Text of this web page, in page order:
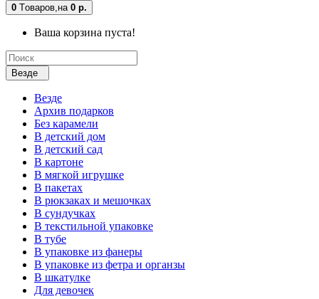
0 Tоваров, на 0 р.
Ваша корзина пуста!
Везде
Везде
Архив подарков
Без карамели
В детский дом
В детский сад
В картоне
В мягкой игрушке
В пакетах
В рюкзаках и мешочках
В сундучках
В текстильной упаковке
В тубе
В упаковке из фанеры
В упаковке из фетра и органзы
В шкатулке
Для девочек